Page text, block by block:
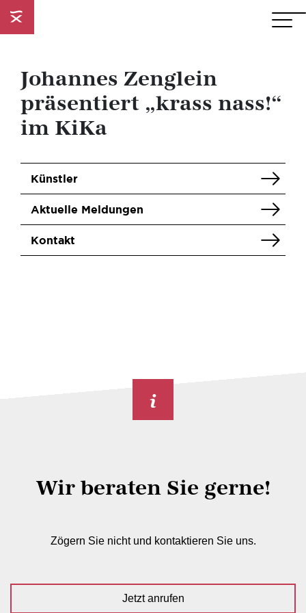
Johannes Zenglein
präsentiert „krass nass!“
im KiKa
Künstler
Aktuelle Meldungen
Kontakt
Wir beraten Sie gerne!
Zögern Sie nicht und kontaktieren Sie uns.
Jetzt anrufen